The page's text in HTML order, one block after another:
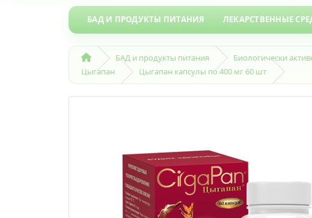
БАД И ПРОДУКТЫ ПИТАНИЯ ЛЕКАРСТВЕННЫЕ
БАД и продукты питания Биологически
Цыгапан
Цыгапан капсулы по 400 мг 60 шт